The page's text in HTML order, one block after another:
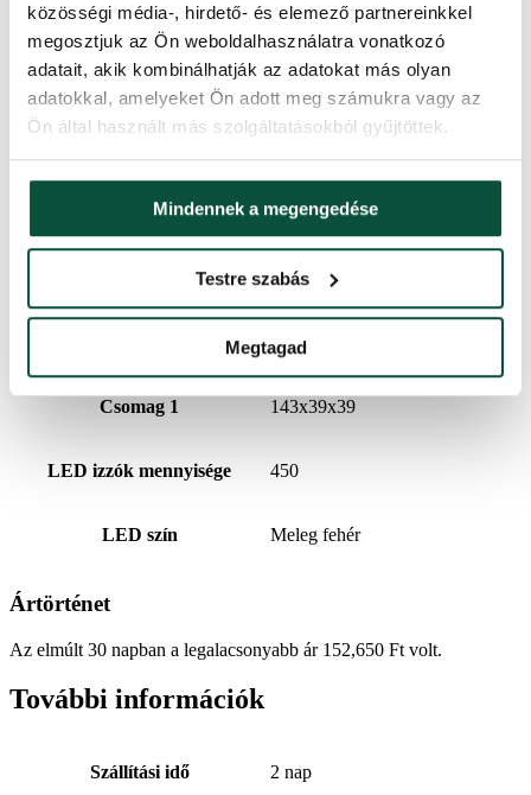
közösségi média-, hirdető- és elemező partnereinkkel
megosztjuk az Ön weboldalhasználatra vonatkozó
adatait, akik kombinálhatják az adatokat más olyan
adatokkal, amelyeket Ön adott meg számukra vagy az
Ön által használt más szolgáltatásokból gyűjtöttek.
Mindennek a megengedése
Testre szabás
Megtagad
Kinyitás típusa snap tree
A csúcs hosszúsága
Alkotóelemek száma 3
19,5
Állvány (a csomag tartalmazza) Fém
Csomag 1 143x39x39
LED izzók mennyisége 450
LED szín Meleg fehér
Ártörténet
Az elmúlt 30 napban a legalacsonyabb ár 152,650 Ft volt.
További információk
Szállítási idő 2 nap